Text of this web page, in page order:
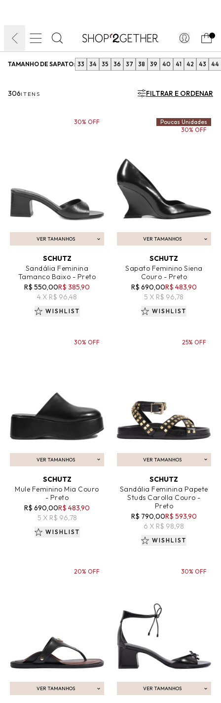
TAMANHO DE SAPATO: 33 34 35 36 37 38 39 40 41 42 43 44
306ITENS FILTRAR E ORDENAR
VER TAMANHOS
ADICIONAR AO CARRINHO
SCHUTZ
Sandália Feminina
Tamanco Baixo - Preto
R$ 550,00R$ 385,90
4 X R$ 96,48
30% OFF
WISHLIST
VER TAMANHOS
ADICIONAR AO CARRINHO
SCHUTZ
Sapato Feminino Siena
Couro - Preto
R$ 690,00R$ 483,90
5 X R$ 96,78
Poucas Unidades
30% OFF
WISHLIST
VER TAMANHOS
ADICIONAR AO CARRINHO
SCHUTZ
Mule Feminino Mia Couro
- Preto
R$ 690,00R$ 483,90
5 X R$ 96,78
30% OFF
WISHLIST
VER TAMANHOS
ADICIONAR AO CARRINHO
SCHUTZ
Sandália Feminina Papete
Studs Carolla Couro -
Preto
R$ 790,00R$ 593,90
6 X R$ 98,98
25% OFF
WISHLIST
VER TAMANHOS
ADICIONAR AO CARRINHO
20% OFF
VER TAMANHOS
ADICIONAR AO CARRINHO
30% OFF